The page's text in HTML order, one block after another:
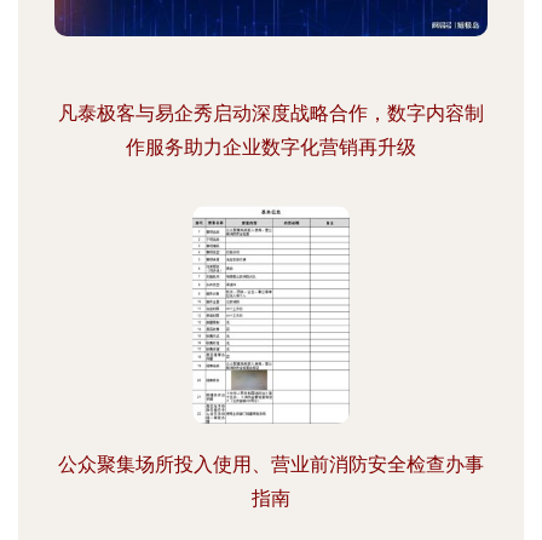
凡泰极客与易企秀启动深度战略合作，数字内容制
作服务助力企业数字化营销再升级
公众聚集场所投入使用、营业前消防安全检查办事
指南